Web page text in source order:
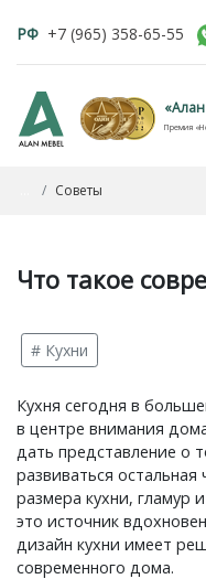
РФ +7 (965) 358-65-55
Премия
Советы
Что такое
# Кухни
Кухня сегодня в
в центре внимания
дать представление о
развиваться
размера кухни, гламур
это источник
дизайн кухни имеет
современного дома.